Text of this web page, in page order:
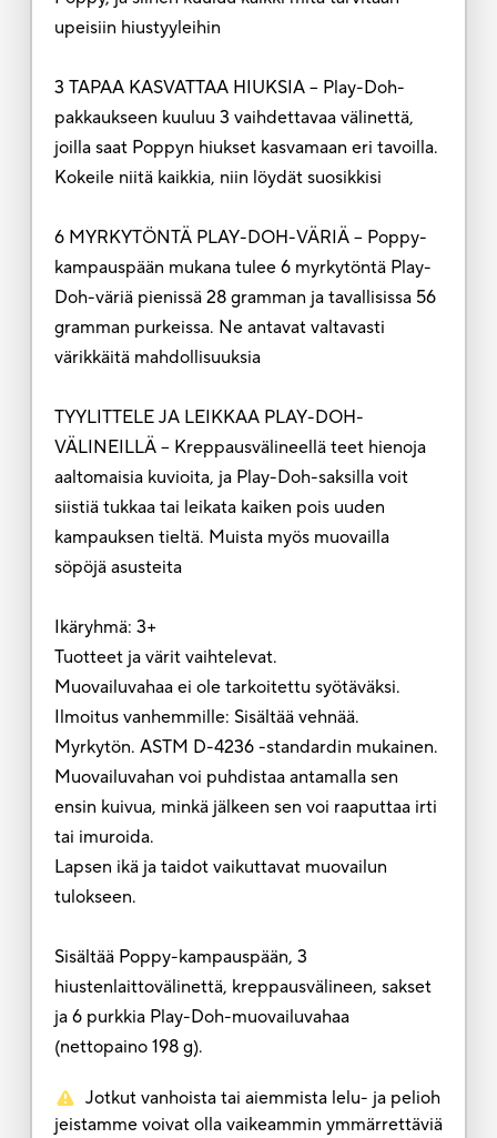
upeisiin hiustyyleihin
3 TAPAA KASVATTAA HIUKSIA – Play-Doh-
pakkaukseen kuuluu 3 vaihdettavaa välinettä,
joilla saat Poppyn hiukset kasvamaan eri tavoilla.
Kokeile niitä kaikkia, niin löydät suosikkisi
6 MYRKYTÖNTÄ PLAY-DOH-VÄRIÄ – Poppy-
kampauspään mukana tulee 6 myrkytöntä Play-
Doh-väriä pienissä 28 gramman ja tavallisissa 56
gramman purkeissa. Ne antavat valtavasti
värikkäitä mahdollisuuksia
TYYLITTELE JA LEIKKAA PLAY-DOH-
VÄLINEILLÄ – Kreppausvälineellä teet hienoja
aaltomaisia kuvioita, ja Play-Doh-saksilla voit
siistiä tukkaa tai leikata kaiken pois uuden
kampauksen tieltä. Muista myös muovailla
söpöjä asusteita
Ikäryhmä: 3+
Tuotteet ja värit vaihtelevat.
Muovailuvahaa ei ole tarkoitettu syötäväksi.
Ilmoitus vanhemmille: Sisältää vehnää.
Myrkytön. ASTM D-4236 -standardin mukainen.
Muovailuvahan voi puhdistaa antamalla sen
ensin kuivua, minkä jälkeen sen voi raaputtaa irti
tai imuroida.
Lapsen ikä ja taidot vaikuttavat muovailun
tulokseen.
Sisältää Poppy-kampauspään, 3
hiustenlaittovälinettä, kreppausvälineen, sakset
ja 6 purkkia Play-Doh-muovailuvahaa
(nettopaino 198 g).
Jotkut vanhoista tai aiemmista lelu- ja pelioh
jeistamme voivat olla vaikeammin ymmärrettäviä